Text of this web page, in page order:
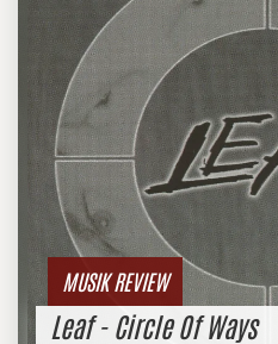
MUSIK REVIEW
Leaf - Circle Of Ways